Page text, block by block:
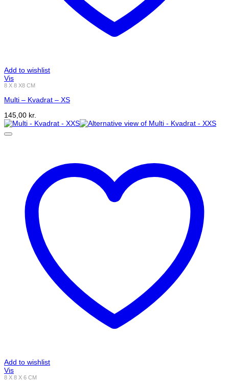
Add to wishlist
Vis
8 X 8 X8 CM
Multi – Kvadrat – XS
145,00 kr.
Add to wishlist
Vis
8 X 8 X 6 CM